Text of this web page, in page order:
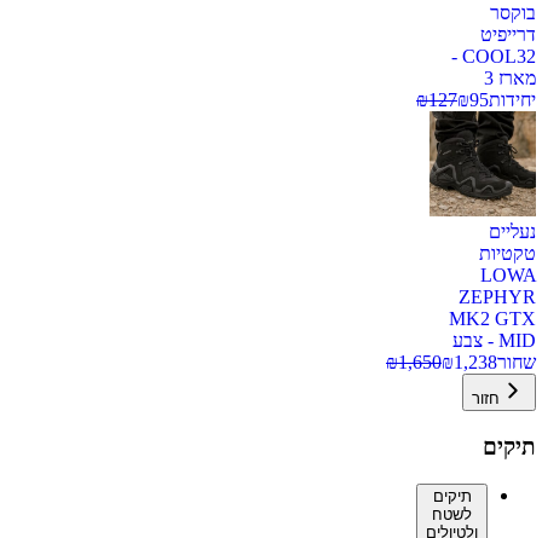
בוקסר
דרייפיט
COOL32 -
מארז 3
יחידות
₪95
₪127
נעליים
טקטיות
LOWA
ZEPHYR
MK2 GTX
MID - צבע
שחור
₪1,238
₪1,650
חזור
תיקים
תיקים
לשטח
ולטיולים